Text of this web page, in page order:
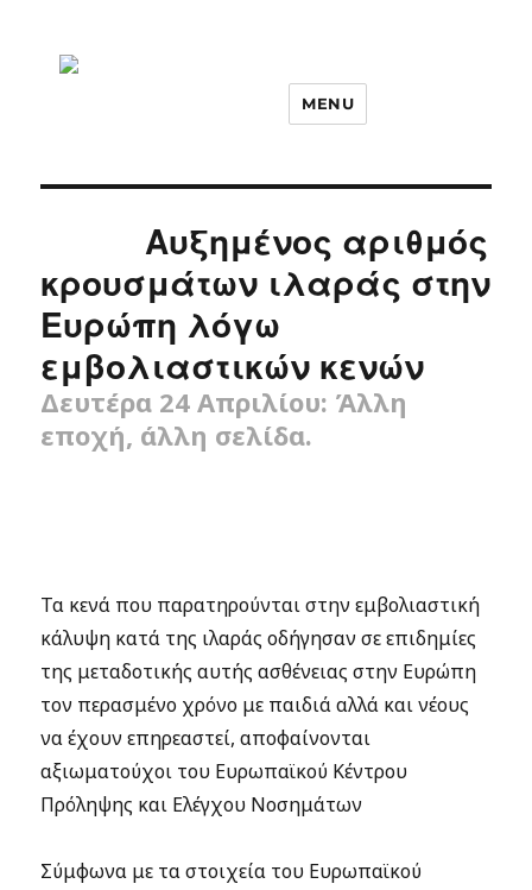
MENU
Αυξημένος αριθμός
κρουσμάτων ιλαράς στην
Ευρώπη λόγω
εμβολιαστικών κενών
Δευτέρα 24 Απριλίου: Άλλη
εποχή, άλλη σελίδα.
Τα κενά που παρατηρούνται στην εμβολιαστική
κάλυψη κατά της ιλαράς οδήγησαν σε επιδημίες
της μεταδοτικής αυτής ασθένειας στην Ευρώπη
τον περασμένο χρόνο με παιδιά αλλά και νέους
να έχουν επηρεαστεί, αποφαίνονται
αξιωματούχοι του Ευρωπαϊκού Κέντρου
Πρόληψης και Ελέγχου Νοσημάτων
Σύμφωνα με τα στοιχεία του Ευρωπαϊκού